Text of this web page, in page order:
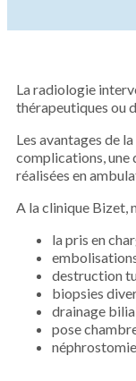
La radiologie
thérapeutiques ou
Les avantages de
complications, une
réalisées en
A la clinique Bizet,
la pris en
destruction
biopsies
drainage
pose